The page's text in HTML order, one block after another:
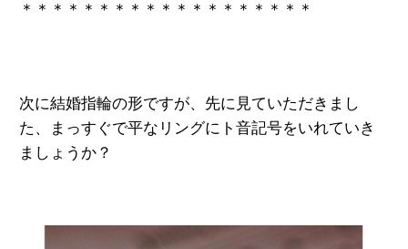
＊＊＊＊＊＊＊＊＊＊＊＊＊＊＊＊＊＊＊
次に結婚指輪の形ですが、先に見ていただきまし
た、まっすぐで平なリングにト音記号をいれていき
ましょうか？